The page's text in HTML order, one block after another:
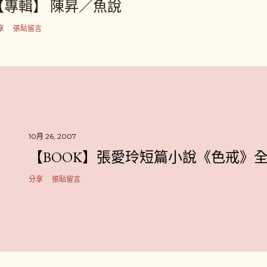
專輯】 陳昇／魚說
張貼留言
10月 26, 2007
【BOOK】張愛玲短篇小說《色戒》
分享 張貼留言